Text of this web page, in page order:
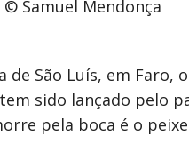
São Luís, em Faro,
sido lançado pelo
pela boca é o